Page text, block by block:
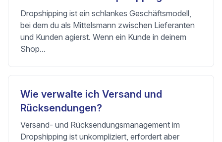
Dropshipping ist ein schlankes Geschäftsmodell,
bei dem du als Mittelsmann zwischen Lieferanten
und Kunden agierst. Wenn ein Kunde in deinem
Shop...
Wie verwalte ich Versand und
Rücksendungen?
Versand- und Rücksendungsmanagement im
Dropshipping ist unkompliziert, erfordert aber